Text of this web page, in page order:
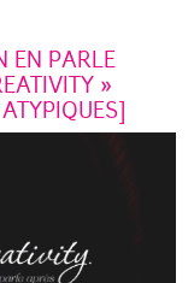
EN PARLE
»